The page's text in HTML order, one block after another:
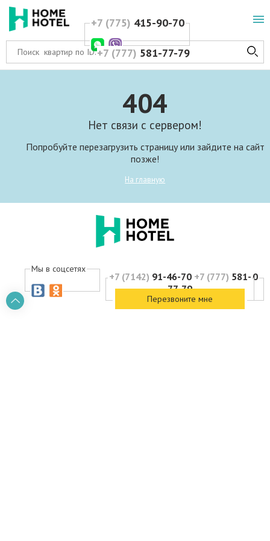
+7 (775) 415-90-70
+7 (777) 581-77-79
404
Нет связи с сервером!
Попробуйте перезагрузить страницу или зайдите на сайт
позже!
На главную
Мы в соцсетях
+7 (775)415-90-70
+7 (7142) 91-46-70 +7 (777) 581-
77-79
Перезвоните мне